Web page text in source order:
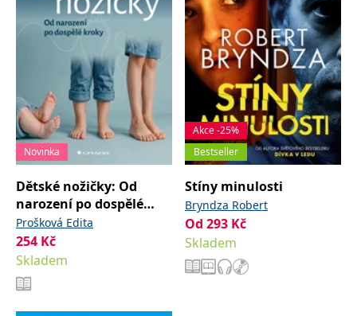
Novinka
Dětské nožičky: Od
narození po dospělé
kroky
Prošková Edita
254 Kč
Skladem
Akce -25%
Bestseller
Stíny minulosti
Bryndza Robert
Od 293 Kč
Skladem